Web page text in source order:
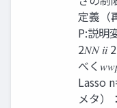
定義（
P:説明
2𝑁𝑁 𝑖𝑖
べく
Lasso
メタ）